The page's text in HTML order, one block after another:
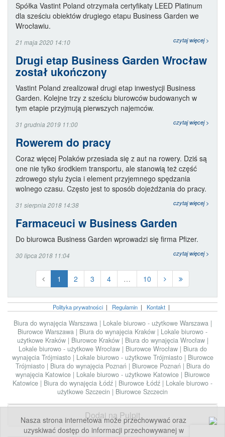
Nasza strona internetowa może przechowywać oraz
uzyskiwać dostęp do informacji przechowywanej w
Spółka Vastint Poland otrzymała certyfikaty LEED Platinum
dla sześciu obiektów drugiego etapu Business Garden we
Wrocławiu.
21 maja 2020 14:10 czytaj więcej >
Drugi etap Business Garden Wrocław
został ukończony
Vastint Poland zrealizował drugi etap inwestycji Business
Garden. Kolejne trzy z sześciu biurowców budowanych w
tym etapie przyjmują pierwszych najemców.
31 grudnia 2019 11:00 czytaj więcej >
Rowerem do pracy
Coraz więcej Polaków przesiada się z aut na rowery. Dziś są
one nie tylko środkiem transportu, ale stanowią też część
zdrowego stylu życia i element przyjemnego spędzania
wolnego czasu. Często jest to sposób dojeżdżania do pracy.
31 sierpnia 2018 14:38 czytaj więcej >
Farmaceuci w Business Garden
Do biurowca Business Garden wprowadzi się firma Pfizer.
30 lipca 2018 11:04 czytaj więcej >
1 2 3 4 … 10
Polityka prywatności| Regulamin| Kontakt|
Biura do wynajęcia Warszawa | Lokale biurowo - użytkowe Warszawa |
Biurowce Warszawa | Biura do wynajęcia Kraków | Lokale biurowo -
użytkowe Kraków | Biurowce Kraków | Biura do wynajęcia Wrocław |
Lokale biurowo - użytkowe Wrocław | Biurowce Wrocław | Biura do
wynajęcia Trójmiasto | Lokale biurowo - użytkowe Trójmiasto | Biurowce
Trójmiasto | Biura do wynajęcia Poznań | Biurowce Poznań | Biura do
wynajęcia Katowice | Lokale biurowo - użytkowe Katowice | Biurowce
Katowice | Biura do wynajęcia Łódź | Biurowce Łódź | Lokale biurowo -
użytkowe Szczecin | Biurowce Szczecin
Dodaj na Pulpit